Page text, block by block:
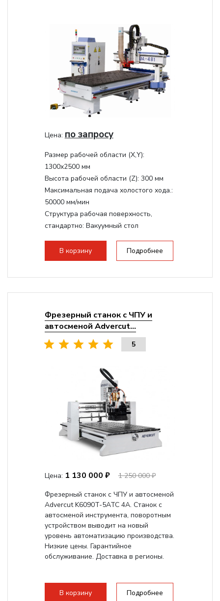
Цена: по запросу
Размер рабочей области (Х,Y):
1300x2500 мм
Высота рабочей области (Z): 300 мм
Максимальная подача холостого хода.:
50000 мм/мин
Структура рабочая поверхность,
стандартно: Вакуумный стол
Мощность инвертора:
10500 Вт
Охлаждение шпинделя:Воздушное
В корзину Подробнее
Фрезерный станок с ЧПУ и
автосменой Advercut...
5
Цена: 1 130 000 ₽
1 250 000 ₽
Фрезерный станок с ЧПУ и автосменой
Advercut K6090T-5ATC 4A. Станок с
автосменой инструмента, поворотным
устройством выводит на новый
уровень автоматизацию производства.
Низкие цены. Гарантийное
обслуживание. Доставка в регионы.
В корзину Подробнее